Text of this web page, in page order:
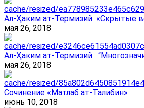
Ал-Ҳаким ат-Термизий. «Скрытые
мая 26, 2018
Ал-Ҳаким ат-Термизий .
мая 26, 2018
Сочинение «Матлаб ат-Талибин»
июнь 10, 2018